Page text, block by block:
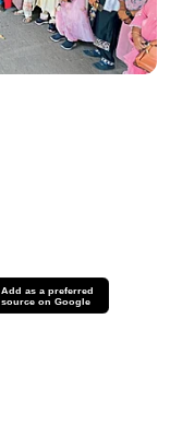
Add as a preferred
source on Google